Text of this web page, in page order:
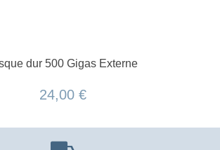
dur 500 Gigas Externe
24,00 €